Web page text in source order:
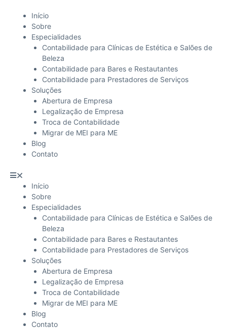
Início
Sobre
Especialidades
Contabilidade para Clínicas de Estética e Salões de
Beleza
Contabilidade para Bares e Restautantes
Contabilidade para Prestadores de Serviços
Soluções
Abertura de Empresa
Legalização de Empresa
Troca de Contabilidade
Migrar de MEI para ME
Blog
Contato
Início
Sobre
Especialidades
Contabilidade para Clínicas de Estética e Salões de
Beleza
Contabilidade para Bares e Restautantes
Contabilidade para Prestadores de Serviços
Soluções
Abertura de Empresa
Legalização de Empresa
Troca de Contabilidade
Migrar de MEI para ME
Blog
Contato